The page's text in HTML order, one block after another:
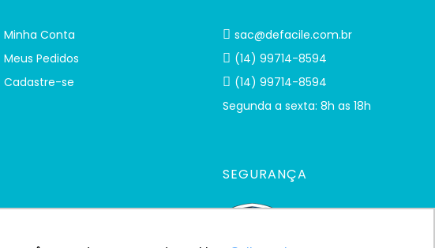
Minha Conta
Meus Pedidos
Cadastre-se
sac@defacile.com.br
(14) 99714-8594
(14) 99714-8594
Segunda a sexta: 8h as 18h
SEGURANÇA